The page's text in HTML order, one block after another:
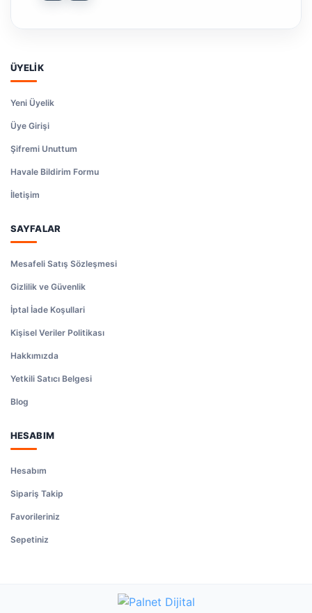
ÜYELİK
Yeni Üyelik
Üye Girişi
Şifremi Unuttum
Havale Bildirim Formu
İletişim
SAYFALAR
Mesafeli Satış Sözleşmesi
Gizlilik ve Güvenlik
İptal İade Koşullari
Kişisel Veriler Politikası
Hakkımızda
Yetkili Satıcı Belgesi
Blog
HESABIM
Hesabım
Sipariş Takip
Favorileriniz
Sepetiniz